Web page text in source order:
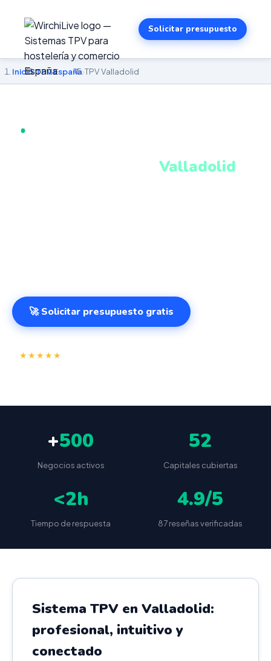
Solicitar presupuesto
Inicio›TPV España›TPV Valladolid
Valladolid
🚀 Solicitar presupuesto gratis
★★★★★
+500
Negocios activos
52
Capitales cubiertas
<2h
Tiempo de respuesta
4.9/5
87 reseñas verificadas
Sistema TPV en Valladolid:
profesional, intuitivo y
conectado